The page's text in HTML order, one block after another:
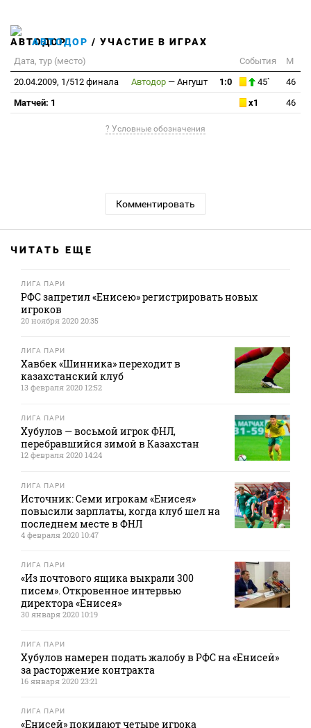
АВТОДОР / УЧАСТИЕ В ИГРАХ
Дата, тур (место) События
М
20.04.2009, 1/512 финала
Автодор — Ангушт 1:0 45`
46
Матчей: 1
x1 46
? Условные обозначения
Комментировать
ЧИТАТЬ ЕЩЕ
ЛИГА ПАРИ
РФС запретил «Енисею» регистрировать новых
игроков
20 ноября 2020 20:35
ЛИГА ПАРИ
Хавбек «Шинника» переходит в
казахстанский клуб
13 февраля 2020 12:52
ЛИГА ПАРИ
Хубулов — восьмой игрок ФНЛ,
перебравшийся зимой в Казахстан
12 февраля 2020 14:24
ЛИГА ПАРИ
Источник: Семи игрокам «Енисея»
повысили зарплаты, когда клуб шел на
последнем месте в ФНЛ
4 февраля 2020 10:47
ЛИГА ПАРИ
«Из почтового ящика выкрали 300
писем». Откровенное интервью
директора «Енисея»
30 января 2020 10:19
ЛИГА ПАРИ
Хубулов намерен подать жалобу в РФС на «Енисей»
за расторжение контракта
16 января 2020 23:21
ЛИГА ПАРИ
«Енисей» покидают четыре игрока